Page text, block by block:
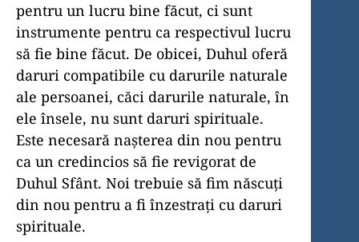
pentru un lucru bine făcut, ci sunt
instrumente pentru ca respectivul lucru
să fie bine făcut. De obicei, Duhul oferă
daruri compatibile cu darurile naturale
ale persoanei, căci darurile naturale, în
ele însele, nu sunt daruri spirituale.
Este necesară naşterea din nou pentru
ca un credincios să fie revigorat de
Duhul Sfânt. Noi trebuie să fim născuţi
din nou pentru a fi înzestraţi cu daruri
spirituale.